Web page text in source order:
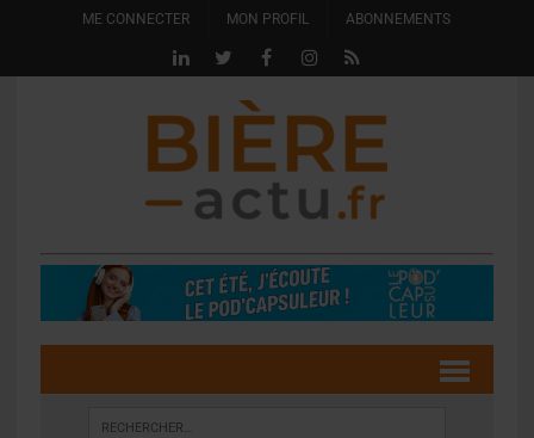
ME CONNECTER MON PROFIL ABONNEMENTS